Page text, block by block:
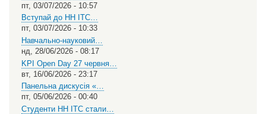
пт, 03/07/2026 - 10:57
Вступай до НН ІТС…
пт, 03/07/2026 - 10:33
Навчально-науковий…
нд, 28/06/2026 - 08:17
KPI Open Day 27 червня…
вт, 16/06/2026 - 23:17
Панельна дискусія «…
пт, 05/06/2026 - 00:40
Студенти НН ІТС стали…